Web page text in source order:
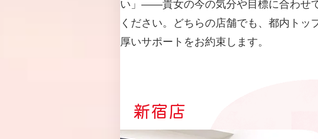
い」――貴女の今の気分や目標に合わせ
ください。どちらの店舗でも、都内トッ
厚いサポートをお約束します。
新宿店